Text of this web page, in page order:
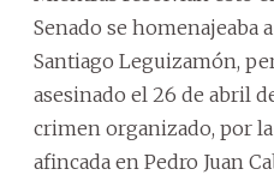
Senado se homenajeaba
Santiago Leguizamón,
asesinado el 26 de abril
crimen organizado, por
afincada en Pedro Juan